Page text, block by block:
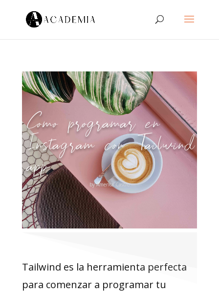
Como programar en
Instagram con Tailwind
app
byAmerica Castro
Tailwind es la herramienta perfecta
para comenzar a programar tu